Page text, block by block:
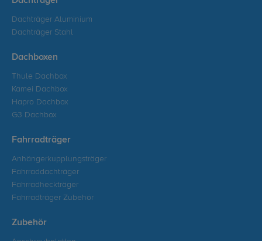
Dachträger Aluminium
Dachträger Stahl
Dachboxen
Thule Dachbox
Kamei Dachbox
Hapro Dachbox
G3 Dachbox
Fahrradträger
Anhängerkupplungsträger
Fahrraddachträger
Fahrradheckträger
Fahrradträger Zubehör
Zubehör